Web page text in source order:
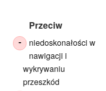
Przeciw
-
niedoskonałości w
nawigacji i
wykrywaniu
przeszkód